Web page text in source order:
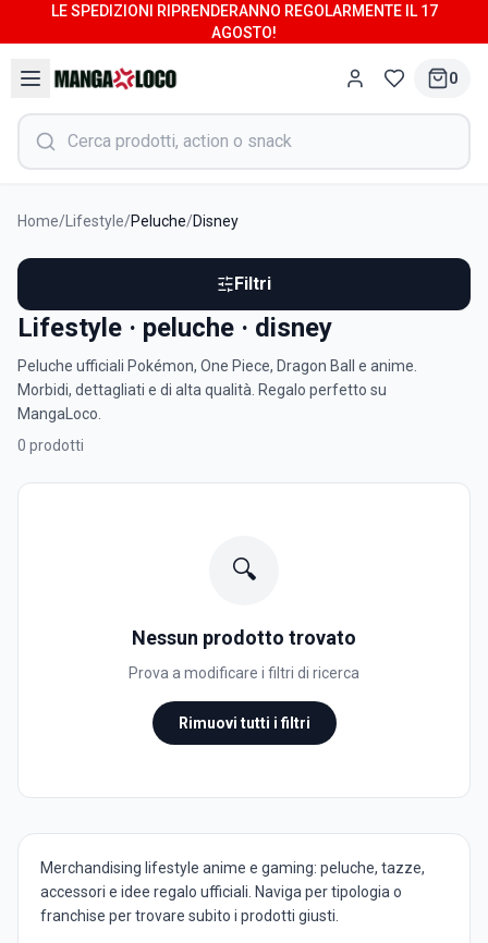
LE SPEDIZIONI RIPRENDERANNO REGOLARMENTE IL 17
AGOSTO!
0
Home/ Lifestyle/Peluche/Disney
Filtri
Lifestyle · peluche · disney
Peluche ufficiali Pokémon, One Piece, Dragon Ball e anime.
Morbidi, dettagliati e di alta qualità. Regalo perfetto su
MangaLoco.
0 prodotti
🔍
Nessun prodotto trovato
Prova a modificare i filtri di ricerca
Rimuovi tutti i filtri
Merchandising lifestyle anime e gaming: peluche, tazze,
accessori e idee regalo ufficiali. Naviga per tipologia o
franchise per trovare subito i prodotti giusti.